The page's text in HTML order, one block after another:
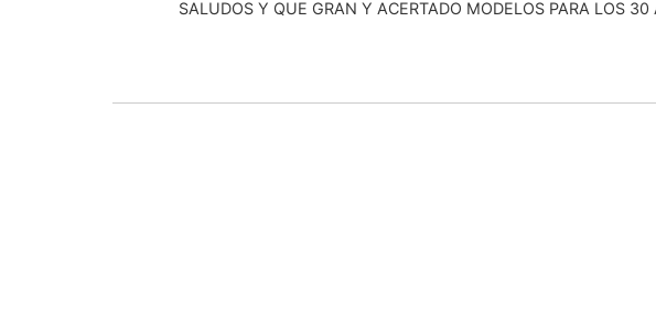
SALUDOS Y QUE GRAN Y ACERTADO MODELOS PARA LOS